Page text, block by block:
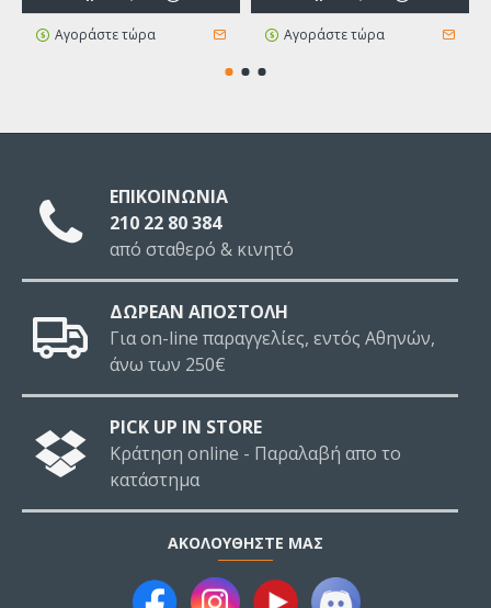
Αγοράστε τώρα Αγοράστε τώρα
ΕΠΙΚΟΙΝΩΝΙΑ
210 22 80 384
από σταθερό & κινητό
ΔΩΡΕΑΝ ΑΠΟΣΤΟΛΗ
Για on-line παραγγελίες, εντός Αθηνών,
άνω των 250€
PICK UP IN STORE
Κράτηση online - Παραλαβή απο το
κατάστημα
ΑΚΟΛΟΥΘΉΣΤΕ ΜΑΣ